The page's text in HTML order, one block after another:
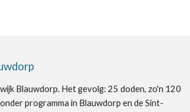
Blauwdorp. Het gevolg: 25 doden, zo'n 120
programma in Blauwdorp en de Sint-